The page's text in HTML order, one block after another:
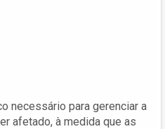
necessário para gerenciar a
afetado, à medida que as